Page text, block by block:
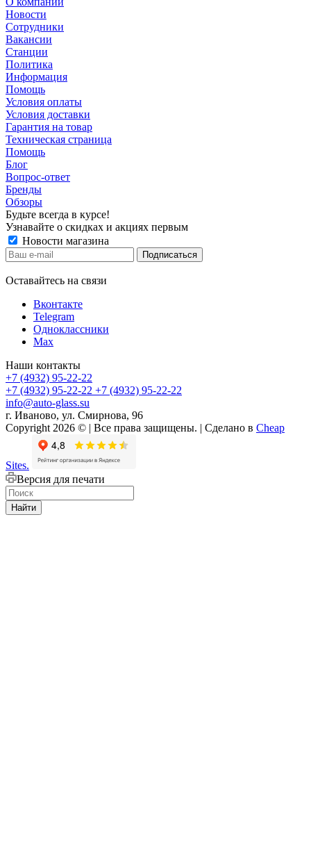
Новости
Сотрудники
Вакансии
Станции
Политика
Информация
Помощь
Условия оплаты
Условия доставки
Гарантия на товар
Техническая страница
Помощь
Блог
Вопрос-ответ
Бренды
Обзоры
Будьте всегда в курсе!
Узнавайте о скидках и акциях первым
Новости магазина
Оставайтесь на связи
Вконтакте
Telegram
Одноклассники
Max
Наши контакты
+7 (4932) 95-22-22
+7 (4932) 95-22-22 +7 (4932) 95-22-22
info@auto-glass.su
г. Иваново, ул. Смирнова, 96
Copyright 2026 © | Все права защищены. | Сделано в Cheap
Sites.
Версия для печати
Найти